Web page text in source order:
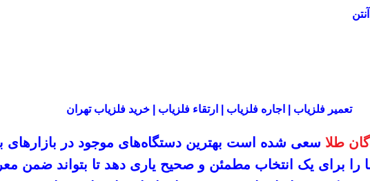
تعمیر فلزیاب | اجاره فلزیاب | ارتقاء فلزیاب | خرید فلزیاب تهران
طلا سعی شده است بهترین دستگاه‌های موجود در بازار‌های
را برای یک انتخاب مطمئن و صحیح یاری دهد تا بتواند ضمن